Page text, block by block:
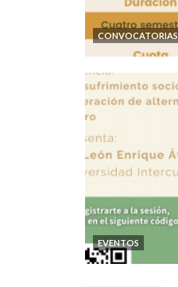
CONVOCATORIAS
EVENTOS